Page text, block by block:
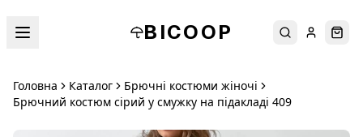
BICOOP ПошукУвійти
Головна Каталог
Брючні костюми жіночі
Брючний костюм сірий у смужку на підакладі 409